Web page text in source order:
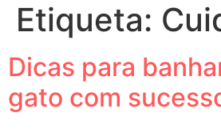
Etiqueta:
Dicas para
gato com